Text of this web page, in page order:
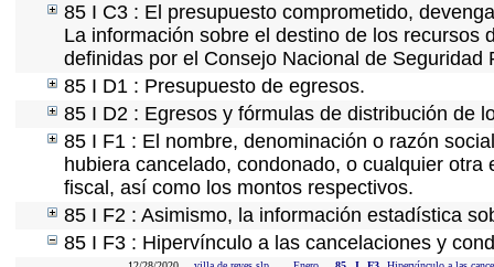
85 I C3 : El presupuesto comprometido,
La información sobre el destino de los
definidas por el Consejo Nacional de Seguridad
85 I D1 : Presupuesto de egresos.
85 I D2 : Egresos y fórmulas de distribución de
85 I F1 : El nombre, denominación o razón
hubiera cancelado, condonado, o cualquier
fiscal, así como los montos respectivos.
85 I F2 : Asimismo, la información estadística
85 I F3 : Hipervínculo a las cancelaciones y